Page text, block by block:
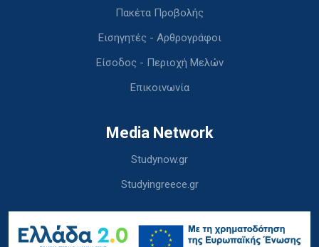
Πακέτα Προβολής
Εισηγητές - Αρθρογράφοι
Είσοδος - Περιοχή Μελών
Επικοινωνία
Media Network
Studynow.gr
Studyingreece.gr